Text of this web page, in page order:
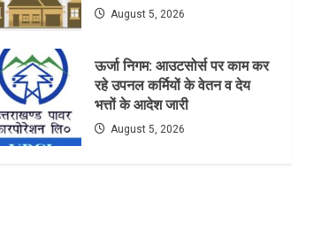
August 5, 2026
ऊर्जा निगम: आउटसोर्स पर काम कर
रहे उपनल कर्मियों के वेतन व देय
भत्तों के आदेश जारी
August 5, 2026